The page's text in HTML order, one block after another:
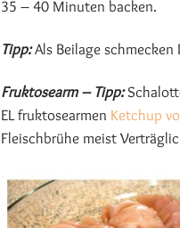
35 – 40 Minuten backen.
Tipp:Als Beilage schmecken
Fruktosearm – Tipp:
EL fruktosearmen Ketchup
Fleischbrühe meist